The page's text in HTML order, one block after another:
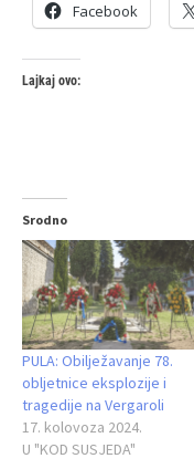
Facebook
Lajkaj ovo:
Srodno
PULA: Obilježavanje 78.
obljetnice eksplozije i
tragedije na Vergaroli
17. kolovoza 2024.
U "KOD SUSJEDA"